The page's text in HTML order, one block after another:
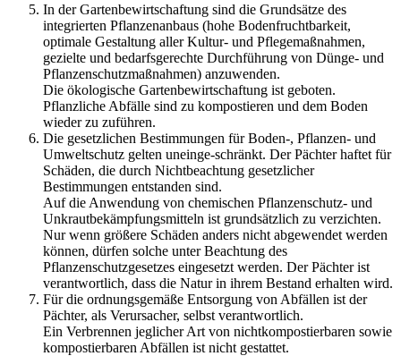
In der Gartenbewirtschaftung sind die Grundsätze des
integrierten Pflanzenanbaus (hohe Bodenfruchtbarkeit,
optimale Gestaltung aller Kultur- und Pflegemaßnahmen,
gezielte und bedarfsgerechte Durchführung von Dünge- und
Pflanzenschutzmaßnahmen) anzuwenden.
Die ökologische Gartenbewirtschaftung ist geboten.
Pflanzliche Abfälle sind zu kompostieren und dem Boden
wieder zu zuführen.
Die gesetzlichen Bestimmungen für Boden-, Pflanzen- und
Umweltschutz gelten uneinge-schränkt. Der Pächter haftet für
Schäden, die durch Nichtbeachtung gesetzlicher
Bestimmungen entstanden sind.
Auf die Anwendung von chemischen Pflanzenschutz- und
Unkrautbekämpfungsmitteln ist grundsätzlich zu verzichten.
Nur wenn größere Schäden anders nicht abgewendet werden
können, dürfen solche unter Beachtung des
Pflanzenschutzgesetzes eingesetzt werden. Der Pächter ist
verantwortlich, dass die Natur in ihrem Bestand erhalten wird.
Für die ordnungsgemäße Entsorgung von Abfällen ist der
Pächter, als Verursacher, selbst verantwortlich.
Ein Verbrennen jeglicher Art von nichtkompostierbaren sowie
kompostierbaren Abfällen ist nicht gestattet.